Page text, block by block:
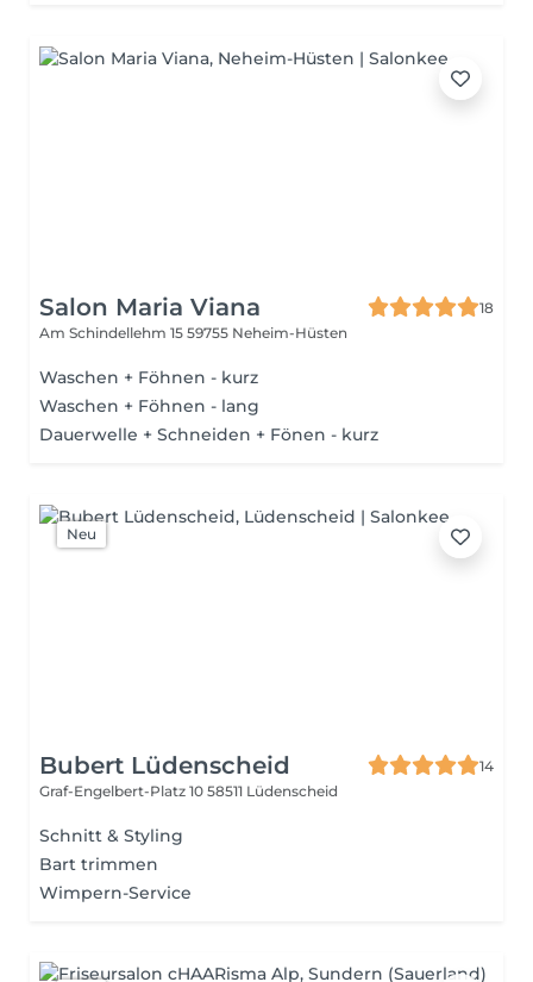
Salon Maria Viana
18
Am Schindellehm 15 59755 Neheim-Hüsten
Waschen + Föhnen - kurz
Waschen + Föhnen - lang
Dauerwelle + Schneiden + Fönen - kurz
Neu
Bubert Lüdenscheid
14
Graf-Engelbert-Platz 10 58511 Lüdenscheid
Schnitt & Styling
Bart trimmen
Wimpern-Service